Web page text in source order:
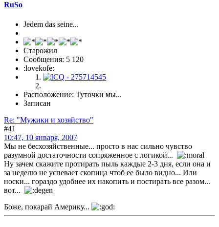
RuSo
Jedem das seine...
Старожил
Сообщения: 5 120
:lovekofe:
Расположение: Туточки мы...
Записан
Re: "Мужики и хозяйство"
#41
10:47, 10 января, 2007
Мы не бесхозяйственные... просто в нас сильно чувство
разумной достаточности сопряженное с логикой...
Ну зачем скажите протирать пыль каждые 2-3 дня, если она и
за неделю не успевает скопица чтоб ее было видно... Или
носки... гораздо удобнее их накопить и постирать все разом...
вот...
Боже, покарай Америку...